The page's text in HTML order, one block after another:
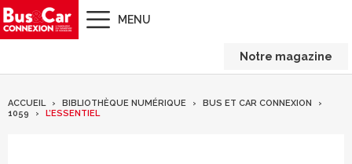
MENU
Notre magazine
ACCUEIL BIBLIOTHÈQUE NUMÉRIQUE
BUS ET CAR CONNEXION
1059
L’ESSENTIEL